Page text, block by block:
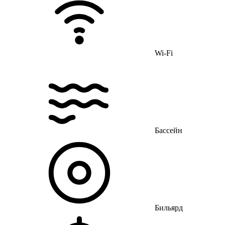
Wi-Fi
Бассейн
Бильярд